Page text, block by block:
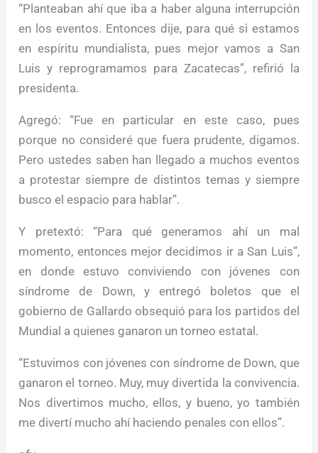
“Planteaban ahí que iba a haber alguna interrupción
en los eventos. Entonces dije, para qué si estamos
en espíritu mundialista, pues mejor vamos a San
Luis y reprogramamos para Zacatecas”, refirió la
presidenta.
Agregó: “Fue en particular en este caso, pues
porque no consideré que fuera prudente, digamos.
Pero ustedes saben han llegado a muchos eventos
a protestar siempre de distintos temas y siempre
busco el espacio para hablar”.
Y pretextó: “Para qué generamos ahí un mal
momento, entonces mejor decidimos ir a San Luis”,
en donde estuvo conviviendo con jóvenes con
síndrome de Down, y entregó boletos que el
gobierno de Gallardo obsequió para los partidos del
Mundial a quienes ganaron un torneo estatal.
“Estuvimos con jóvenes con síndrome de Down, que
ganaron el torneo. Muy, muy divertida la convivencia.
Nos divertimos mucho, ellos, y bueno, yo también
me divertí mucho ahí haciendo penales con ellos”.